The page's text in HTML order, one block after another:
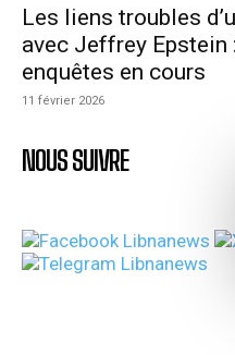
Les liens troubles
avec Jeffrey Epstein
enquêtes en cours
11 février 2026
NOUS SUIVRE